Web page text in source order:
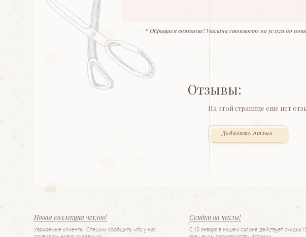
* Обращаем внимание! Указана стоимость на услуги по
Отзывы:
На этой странице еще нет
Добавить отзыв
Новая коллекция чехлов!
Уважаемые клиенты! Спешим сообщить, что у нас
Скидки на чехлы!
С 15 января в нашем салоне действует скидка